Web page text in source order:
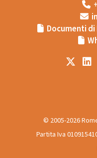
Documenti
© 2005-2026
Partita Iva